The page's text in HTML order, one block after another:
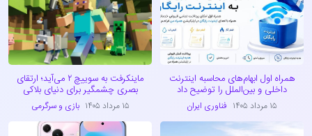
همراه اول ابهام‌های محاسبه اینترنت
داخلی و بین‌الملل را توضیح داد
۱۵ مرداد ۱۴۰۵ فناوری ایران
ماینکرفت به سوییچ ۲ می‌آید؛ ارتقای
بصری چشمگیر برای دنیای بلاکی
۱۵ مرداد ۱۴۰۵ بازی و سرگرمی